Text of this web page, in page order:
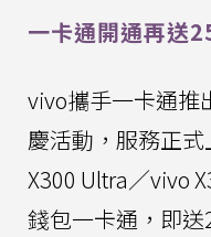
一卡通開通再送
vivo攜手一卡通推
慶活動，服務正
X300 Ultra／vivo
錢包一卡通，即